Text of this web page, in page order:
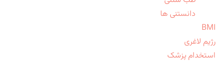
دانستنی ها
BMI
رژیم لاغری
استخدام پزشک